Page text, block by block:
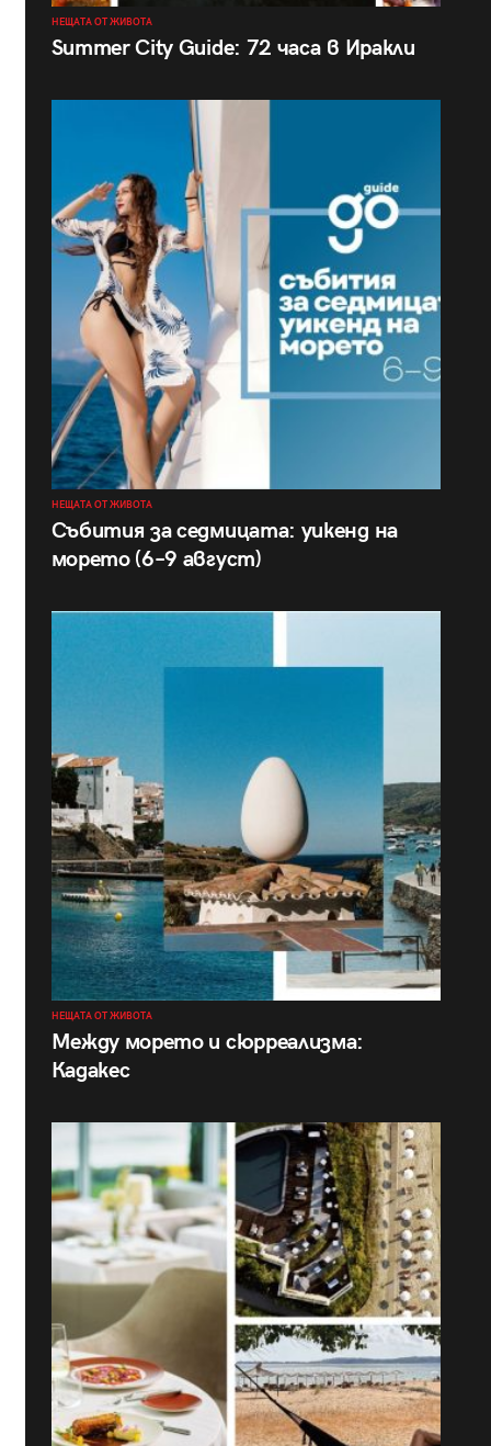
НЕЩАТА ОТ ЖИВОТА
Summer City Guide: 72 часа в Иракли
НЕЩАТА ОТ ЖИВОТА
Събития за седмицата: уикенд на
морето (6–9 август)
НЕЩАТА ОТ ЖИВОТА
Между морето и сюрреализма:
Кадакес